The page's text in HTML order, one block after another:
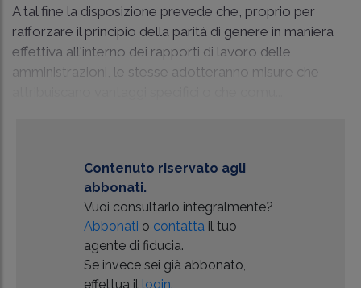
A tal fine la disposizione prevede che, proprio per
rafforzare il principio della parità di genere in maniera
effettiva all'interno dei rapporti di lavoro delle
amministrazioni, le stesse adotteranno misure che
Contenuto riservato agli
abbonati.
Vuoi consultarlo integralmente?
Abbonati o contatta il tuo
agente di fiducia.
Se invece sei già abbonato,
effettua il login.